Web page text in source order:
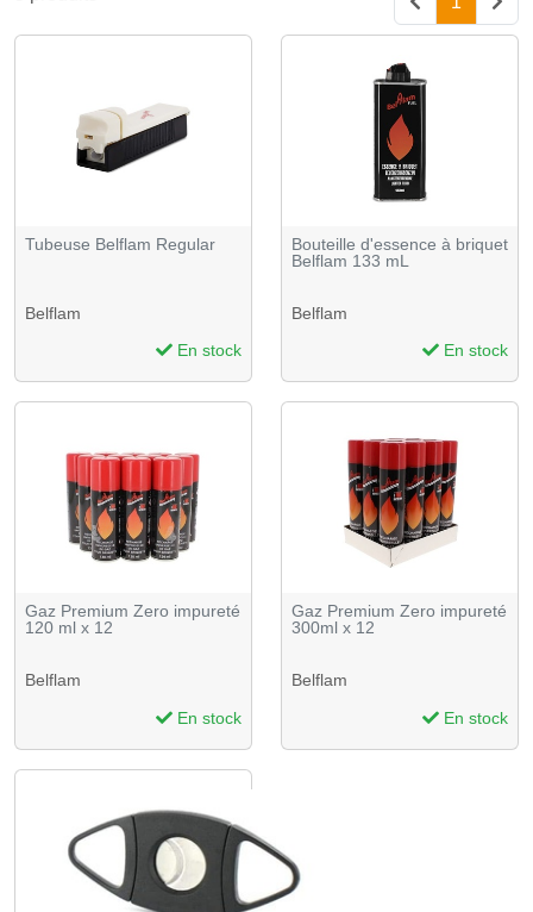
Tubeuse Belflam Regular
Belflam
En stock
Bouteille d'essence à briquet
Belflam 133 mL
Belflam
En stock
Gaz Premium Zero impureté
120 ml x 12
Belflam
En stock
Gaz Premium Zero impureté
300ml x 12
Belflam
En stock